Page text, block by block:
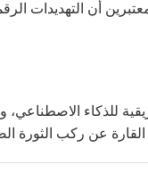
أن التهديدات
للذكاء الاصطناعي،
عن ركب الثورة